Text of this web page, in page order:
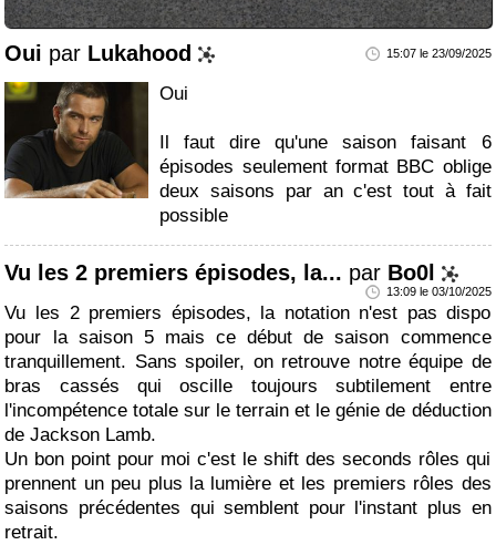
Oui par Lukahood 15:07 le 23/09/2025
Oui
Il faut dire qu'une saison faisant 6
épisodes seulement format BBC oblige
deux saisons par an c'est tout à fait
possible
Vu les 2 premiers épisodes, la... par Bo0l
13:09 le 03/10/2025
Vu les 2 premiers épisodes, la notation n'est pas dispo
pour la saison 5 mais ce début de saison commence
tranquillement. Sans spoiler, on retrouve notre équipe de
bras cassés qui oscille toujours subtilement entre
l'incompétence totale sur le terrain et le génie de déduction
de Jackson Lamb.
Un bon point pour moi c'est le shift des seconds rôles qui
prennent un peu plus la lumière et les premiers rôles des
saisons précédentes qui semblent pour l'instant plus en
retrait.